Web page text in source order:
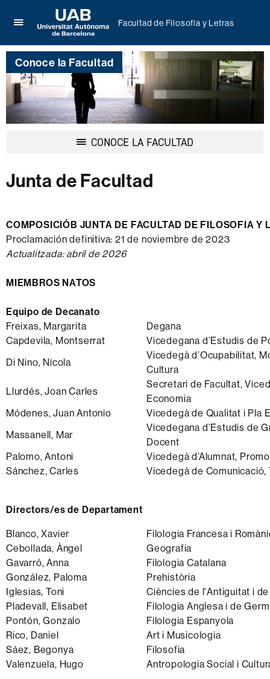
aquí
para
desplegar
el
menú
de
Facultad
Universitat
Autònoma
de
Barcelona
Facultad de Filosofía y Letras
Conoce la Facultad
CONOCE LA FACULTAD
Junta de Facultad
COMPOSICIÓB JUNTA DE FACULTAD DE FILOSOFIA Y
Proclamación definitiva: 21 de noviembre de 2023
Actualitzada: abril de 2026
MIEMBROS NATOS
Equipo de Decanato
Freixas, Margarita
Degana
Capdevila, Montserrat
Vicedegana d’Estudis de
Di Nino, Nicola
Vicedegà d’Ocupabilitat,
Cultura
Llurdés, Joan Carles
Secretari de Facultat,
Economia
Módenes, Juan Antonio
Vicedegà de Qualitat i Pla
Massanell, Mar
Vicedegana d’Estudis de
Docent
Palomo, Antoni
Vicedegà d’Alumnat,
Sánchez, Carles
Vicedegà de
Directors/es de Departament
Blanco, Xavier
Filologia Francesa i
Cebollada, Àngel
Geografia
Gavarró, Anna
Filologia Catalana
González, Paloma
Prehistòria
Iglesias, Toni
Ciències de l'Antiguitat i
Pladevall, Elisabet
Filologia Anglesa i de
Pontón, Gonzalo
Filologia Espanyola
Rico, Daniel
Art i Musicologia
Sáez, Begonya
Filosofia
Valenzuela, Hugo
Antropologia Social i